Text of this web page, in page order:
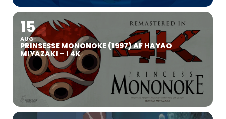
15
AUG
PRINSESSE MONONOKE (1997) AF HAYAO
MIYAZAKI – I 4K